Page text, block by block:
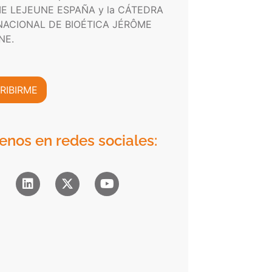
LEJEUNE ESPAÑA y la CÁTEDRA
DE BIOÉTICA JÉRÔME
en redes sociales: